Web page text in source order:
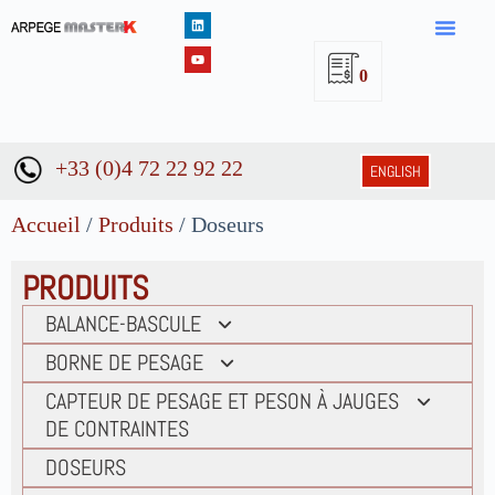
0
+33 (0)4 72 22 92 22 ENGLISH
Accueil / Produits / Doseurs
PRODUITS
BALANCE-BASCULE
Balances
Bascule 4 capteurs pieds indépendants
Bascule 4 capteurs sur socle
Bascules mono capteur
BORNE DE PESAGE
Accessoires contrôle accès &
Borne sans indicateur de pesage
Bornes avec indicateur de pesage
CAPTEUR DE PESAGE ET PESON À JAUGES
DE CONTRAINTES
Capteurs compression colonne
DOSEURS